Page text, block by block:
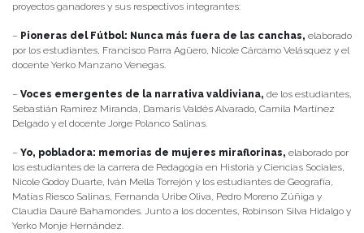
proyectos ganadores y sus respectivos integrantes:
– Pioneras del Fútbol: Nunca más fuera de las canchas, elaborado
por los estudiantes, Francisco Parra Agüero, Nicole Cárcamo Velásquez y el
docente Yerko Manzano Venegas.
– Voces emergentes de la narrativa valdiviana, de los estudiantes,
Sebastián Ramirez Miranda, Damaris Valdés Alvarado, Camila Martínez
Delgado y el docente Jorge Polanco Salinas.
– Yo, pobladora: memorias de mujeres miraflorinas, elaborado por
los estudiantes de la carrera de Pedagogía en Historia y Ciencias Sociales,
Nicole Godoy Duarte, Iván Mella Torrejón y los estudiantes de Geografía,
Matías Riesco Salinas, Fernanda Uribe Oliva, Pedro Moreno Zúñiga y
Claudia Dauré Bahamondes. Junto a los docentes, Robinson Silva Hidalgo y
Yerko Monje Hernández.